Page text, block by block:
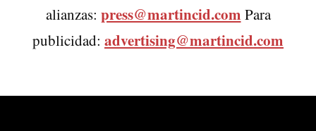
alianzas: press@martincid.com Para
publicidad: advertising@martincid.com